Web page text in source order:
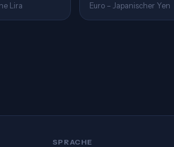
Lira Euro – Japanischer Yen
SPRACHE